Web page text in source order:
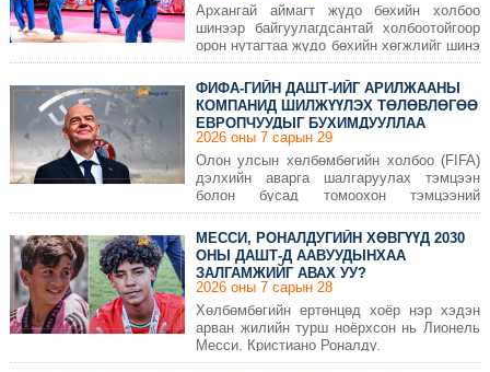
Архангай аймагт жүдо бөхийн холбоо
шинээр байгуулагдсантай холбоотойгоор
орон нутагтаа жүдо бөхийн хөгжлийг шинэ
шатанд гаргах, хүүхэд, залуучуудыг
спортоор, тэр дундаа жүдо бөхөөр
хичээллэхэд уриалах, ирээдүйн олимп,
дэлхийн аваргуудыг орон нутгаасаа
төрүүлэх зорилгын хүрээнд “АРА ОПЕН”
тэмцээнийг зохион байгуулж байгаа юм.
ФИФА-ГИЙН ДАШТ-ИЙГ АРИЛЖААНЫ
КОМПАНИД ШИЛЖҮҮЛЭХ ТӨЛӨВЛӨГӨӨ
ЕВРОПЧУУДЫГ БУХИМДУУЛЛАА
2026 оны 7 сарын 29
Олон улсын хөлбөмбөгийн холбоо (FIFA)
дэлхийн аварга шалгаруулах тэмцээн
болон бусад томоохон тэмцээний
арилжааны эрхийг удирдах шинэ компани
байгуулахаар төлөвлөж буй нь Европын
хөлбөмбөгийн холбоо (UEFA)-гийн ширүүн
эсэргүүцэлтэй тулгараад байна.
МЕССИ, РОНАЛДУГИЙН ХӨВГҮҮД 2030
ОНЫ ДАШТ-Д ААВУУДЫНХАА
ЗАЛГАМЖИЙГ АВАХ УУ?
2026 оны 7 сарын 28
Хөлбөмбөгийн ертөнцөд хоёр нэр хэдэн
арван жилийн турш ноёрхсон нь Лионель
Месси, Кристиано Роналду.